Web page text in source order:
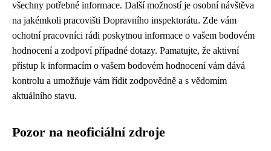
všechny potřebné informace. Další možností je osobní návštěva
na jakémkoli pracovišti Dopravního inspektorátu. Zde vám
ochotní pracovníci rádi poskytnou informace o vašem bodovém
hodnocení a zodpoví případné dotazy. Pamatujte, že aktivní
přístup k informacím o vašem bodovém hodnocení vám dává
kontrolu a umožňuje vám řídit zodpovědně a s vědomím
aktuálního stavu.
Pozor na neoficiální zdroje